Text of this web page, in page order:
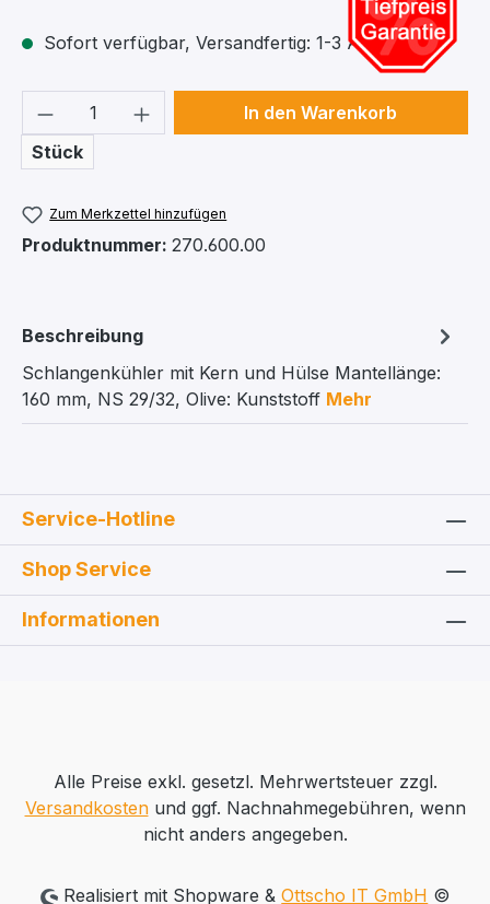
Sofort verfügbar, Versandfertig: 1-3 Arbeitstage
Produkt Anzahl: Gib den
Stück
In den Warenkorb
Zum Merkzettel hinzufügen
Produktnummer: 270.600.00
Beschreibung
Schlangenkühler mit Kern und Hülse Mantellänge:
160 mm, NS 29/32, Olive: Kunststoff Mehr
Service-Hotline
Shop Service
Informationen
Alle Preise exkl. gesetzl. Mehrwertsteuer zzgl.
Versandkostenund ggf. Nachnahmegebühren, wenn
nicht anders angegeben.
Realisiert mit Shopware &Ottscho IT GmbH ©